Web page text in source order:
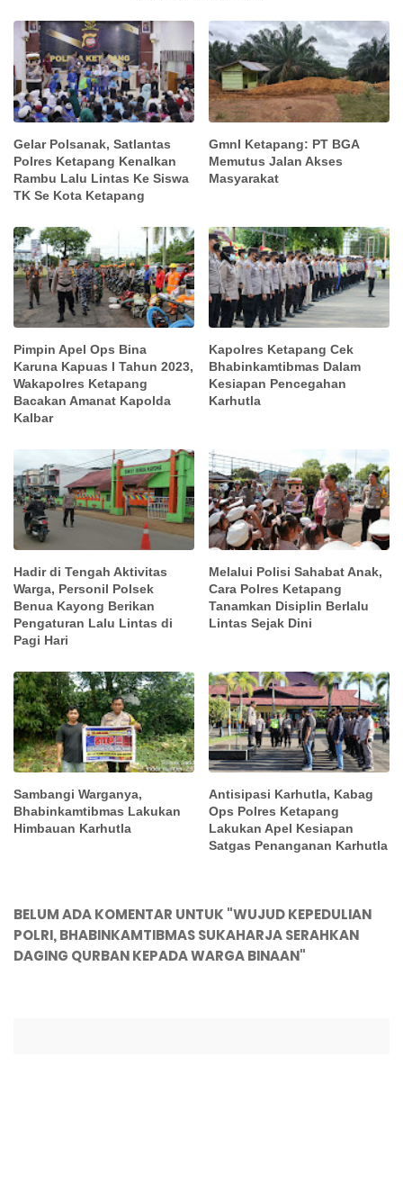
Gelar Polsanak, Satlantas
Polres Ketapang Kenalkan
Rambu Lalu Lintas Ke Siswa
TK Se Kota Ketapang
GmnI Ketapang: PT BGA
Memutus Jalan Akses
Masyarakat
Pimpin Apel Ops Bina
Karuna Kapuas I Tahun 2023,
Wakapolres Ketapang
Bacakan Amanat Kapolda
Kalbar
Kapolres Ketapang Cek
Bhabinkamtibmas Dalam
Kesiapan Pencegahan
Karhutla
Hadir di Tengah Aktivitas
Warga, Personil Polsek
Benua Kayong Berikan
Pengaturan Lalu Lintas di
Pagi Hari
Melalui Polisi Sahabat Anak,
Cara Polres Ketapang
Tanamkan Disiplin Berlalu
Lintas Sejak Dini
Sambangi Warganya,
Bhabinkamtibmas Lakukan
Himbauan Karhutla
Antisipasi Karhutla, Kabag
Ops Polres Ketapang
Lakukan Apel Kesiapan
Satgas Penanganan Karhutla
BELUM ADA KOMENTAR UNTUK "WUJUD KEPEDULIAN
POLRI, BHABINKAMTIBMAS SUKAHARJA SERAHKAN
DAGING QURBAN KEPADA WARGA BINAAN"